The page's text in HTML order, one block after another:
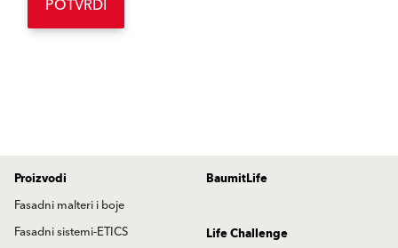
POTVRDI
Proizvodi
Fasadni malteri i boje
Fasadni sistemi-ETICS
BaumitLife
Life Challenge